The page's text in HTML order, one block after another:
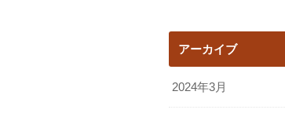
アーカイブ
2024年3月